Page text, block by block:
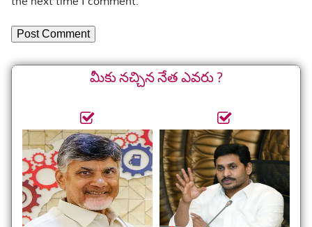
మీకు నచ్చిన నేత ఎవరు ?